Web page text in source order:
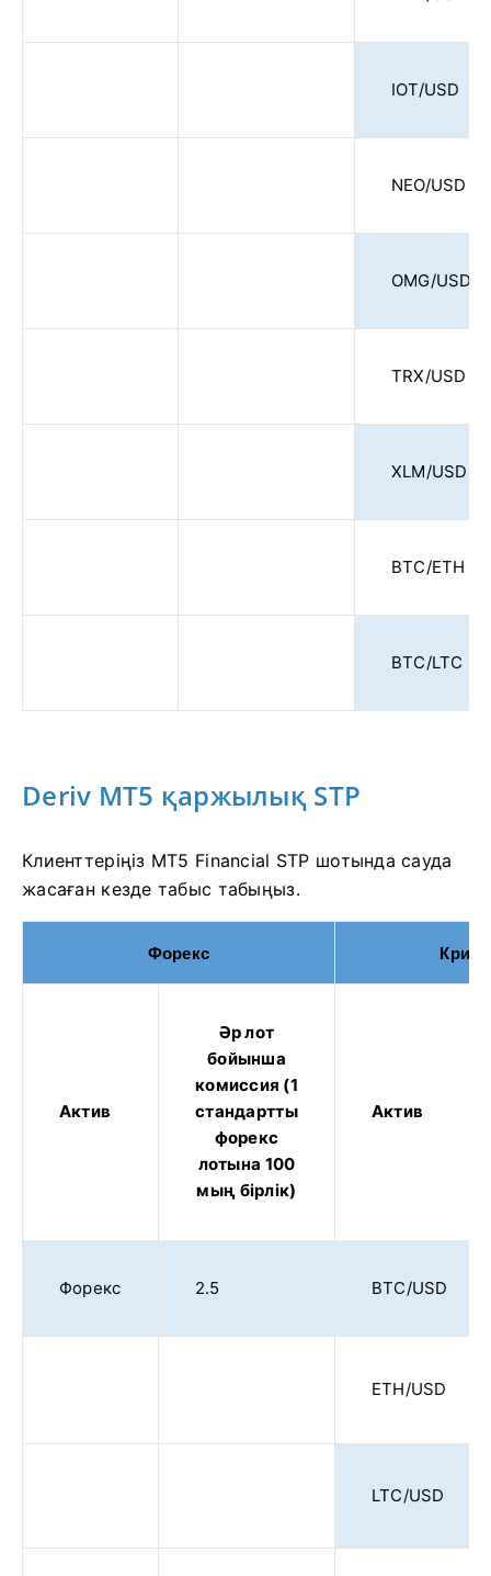
IOT/USD
NEO/USD
OMG/USD
TRX/USD
XLM/USD
BTC/ETH
BTC/LTC
Deriv MT5 қаржылық STP
Клиенттеріңіз MT5 Financial STP шотында сауда
жасаған кезде табыс табыңыз.
Форекс
Актив
Әр лот
бойынша
комиссия (1
стандартты
форекс
лотына 100
мың бірлік)
Актив
Форекс 2.5 BTC/USD
ETH/USD
LTC/USD